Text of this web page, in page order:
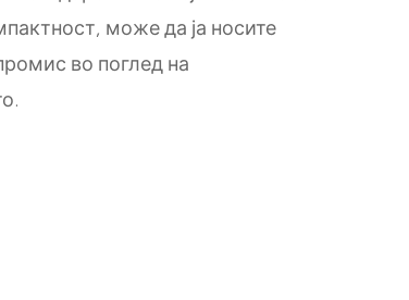
може да ја носите
во поглед на